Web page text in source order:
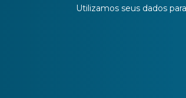
Utilizamos seus dados